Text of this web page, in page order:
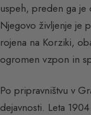
uspeh, preden ga je
Njegovo življenje je
rojena na Korziki,
ogromen vzpon in
Po pripravništvu v
dejavnosti. Leta